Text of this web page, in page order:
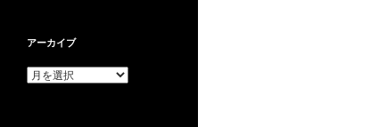
アーカイブ
ア